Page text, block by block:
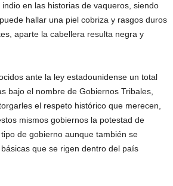
en las historias de vaqueros, siendo
hallar una piel cobriza y rasgos duros
aparte la cabellera resulta negra y
ante la ley estadounidense un total
bajo el nombre de Gobiernos Tribales,
el respeto histórico que merecen,
mismos gobiernos la potestad de
de gobierno aunque también se
que se rigen dentro del país